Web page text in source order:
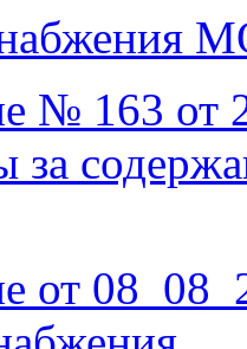
№ 163 от
за
от